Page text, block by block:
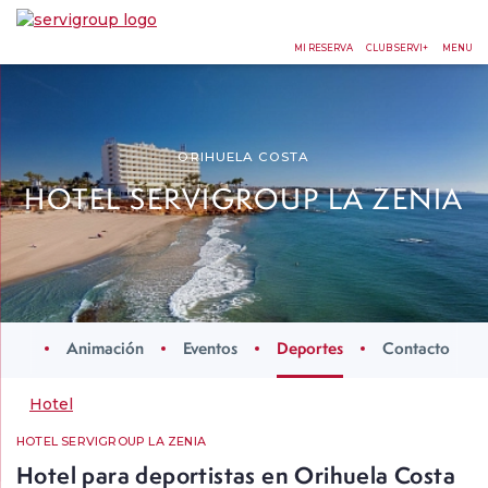
MI RESERVA CLUB SERVI+ MENU
ORIHUELA COSTA
HOTEL SERVIGROUP LA ZENIA
Animación Eventos Deportes Contacto
Hotel
HOTEL SERVIGROUP LA ZENIA
Hotel para deportistas en Orihuela Costa